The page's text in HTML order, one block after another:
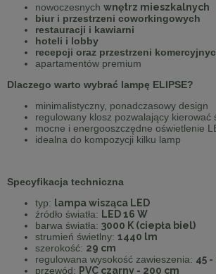
nowoczesnych wnętrz mieszkalnych
biur i przestrzeni coworkingowych
restauracji i kawiarni
hoteli i lobby
recepcji oraz przestrzeni
apartamentów premium
Dlaczego warto wybrać lampę ELIPSE?
minimalistyczny, ponadczasowy design
regulowany klosz pozwalający kierować
mocne i energooszczędne oświetlenie
idealna do kompozycji kilku lamp
Specyfikacja techniczna
typ: lampa wisząca LED
źródło światła: LED 16 W
barwa światła: 3000 K (ciepła biel)
strumień świetlny: 1440 lm
szerokość: 29 cm
regulowana wysokość zawieszenia: 45 -
przewód: PVC czarny - 200 cm